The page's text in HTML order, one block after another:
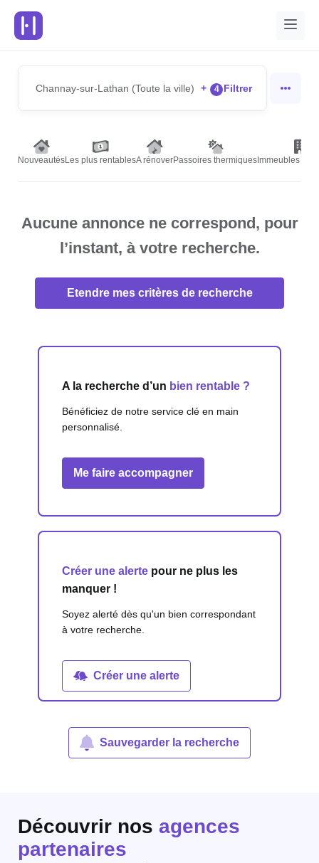
Channay-sur-Lathan (Toute la ville) + 4 Filtrer
NouveautésLes plus rentablesA rénoverPassoires thermiques Immeubles de
Aucune annonce ne correspond, pour
l’instant, à votre recherche.
Etendre mes critères de recherche
A la recherche d’un bien rentable ?
Bénéficiez de notre service clé en main
personnalisé.
Me faire accompagner
Créer une alerte pour ne plus les
manquer !
Soyez alerté dès qu'un bien correspondant
à votre recherche.
Créer une alerte
Sauvegarder la recherche
Découvrir nos agences
partenaires